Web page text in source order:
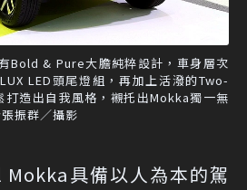
Bold & Pure大膽純粹設計，車身層次
LED頭尾燈組，再加上活潑的Two-
造出自我風格，襯托出Mokka獨一無
振群／攝影
具備以人為本的駕